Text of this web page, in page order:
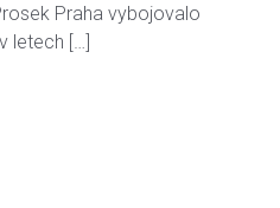
Praha vybojovalo
letech […]